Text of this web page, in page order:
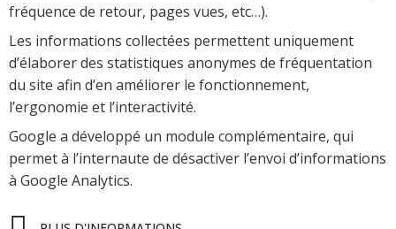
fréquence de retour, pages vues, etc…).
Les informations collectées permettent uniquement
d’élaborer des statistiques anonymes de fréquentation
du site afin d’en améliorer le fonctionnement,
l’ergonomie et l’interactivité.
Google a développé un module complémentaire, qui
permet à l’internaute de désactiver l’envoi d’informations
à Google Analytics.